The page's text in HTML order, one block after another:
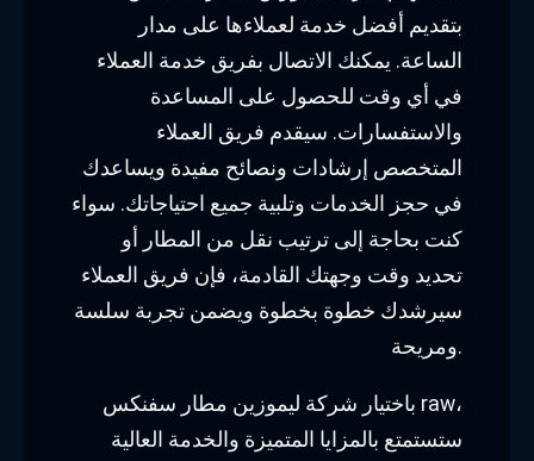
بتقديم أفضل خدمة لعملاءها على مدار
الساعة. يمكنك الاتصال بفريق خدمة العملاء
في أي وقت للحصول على المساعدة
والاستفسارات. سيقدم فريق العملاء
المتخصص إرشادات ونصائح مفيدة ويساعدك
في حجز الخدمات وتلبية جميع احتياجاتك. سواء
كنت بحاجة إلى ترتيب نقل من المطار أو
تحديد وقت وجهتك القادمة، فإن فريق العملاء
سيرشدك خطوة بخطوة ويضمن تجربة سلسة
ومريحة.
باختيار شركة ليموزين مطار سفنكس raw،
ستستمتع بالمزايا المتميزة والخدمة العالية